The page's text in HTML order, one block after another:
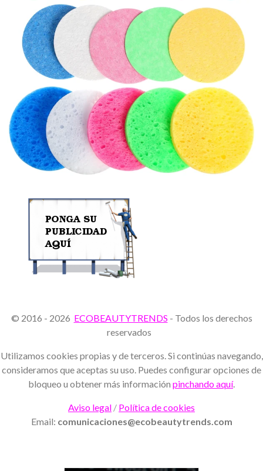
© 2016 - 2026 ECOBEAUTYTRENDS - Todos los derechos
reservados
Utilizamos cookies propias y de terceros. Si continúas navegando,
consideramos que aceptas su uso. Puedes configurar opciones de
bloqueo u obtener más información pinchando aquí.
Aviso legal / Política de cookies
Email: comunicaciones@ecobeautytrends.com